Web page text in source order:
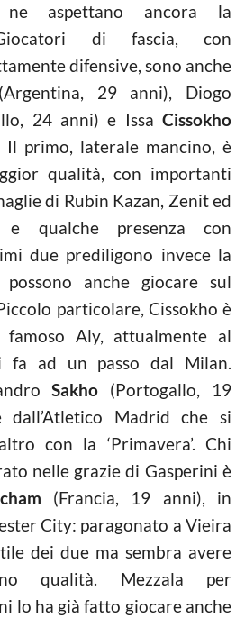
aspettano ancora la
Giocatori di fascia, con
difensive, sono anche
29 anni), Diogo
24 anni) e Issa Cissokho
Il primo, laterale mancino, è
qualità, con importanti
di Rubin Kazan, Zenit ed
qualche presenza con
due prediligono invece la
anche giocare sul
particolare, Cissokho è
Aly, attualmente al
fa ad un passo dal Milan.
Sakho (Portogallo, 19
dall’Atletico Madrid che si
con la ‘Primavera’. Chi
nelle grazie di Gasperini è
(Francia, 19 anni), in
City: paragonato a Vieira
dei due ma sembra avere
qualità. Mezzala per
lo ha già fatto giocare anche